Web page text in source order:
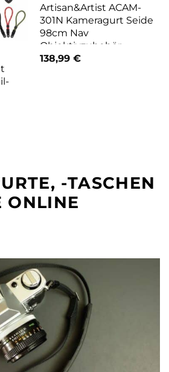
Artisan&Artist ACAM-
301N Kameragurt Seide
98cm Nav
Objektivzubehör
138,99 €
-TASCHEN
ONLINE